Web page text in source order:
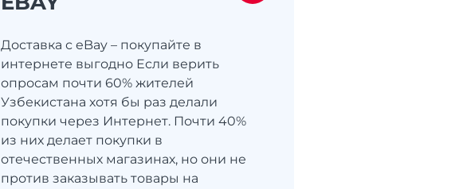
Доставка с eBay – покупайте в
интернете выгодно Если верить
опросам почти 60% жителей
Узбекистана хотя бы раз делали
покупки через Интернет. Почти 40%
из них делает покупки в
отечественных магазинах, но они не
против заказывать товары на